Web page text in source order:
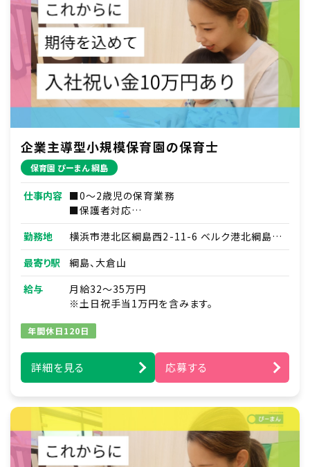
企業主導型小規模保育園の保育士
保育園 ぴーまん 綱島
仕事内容 ■0～2歳児の保育業務
■保護者対応
■連絡帳・記録業務
※ICTシステムを使用
■各種研修参加
■見学対応
■調理補助
■ほか付随する業務
勤務地
横浜市港北区綱島西2-11-6 ベルク港北綱島1
階
最寄り駅
綱島、大倉山
給与
月給32～35万円
※土日祝手当1万円を含みます。
年間休日120日
詳細を見る 応募する